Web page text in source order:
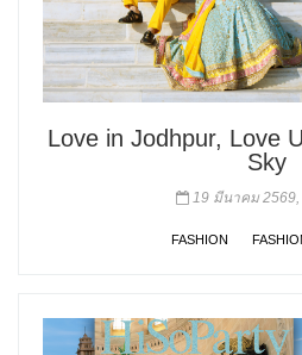
Love in Jodhpur, Love
Sky
19 มีนาคม 2569,
FASHION